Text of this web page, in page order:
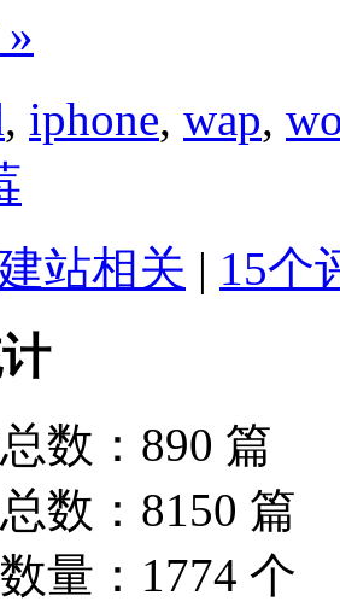
, iphone, wap,
建站相关 | 15个
数：890 篇
数：8150 篇
量：1774 个